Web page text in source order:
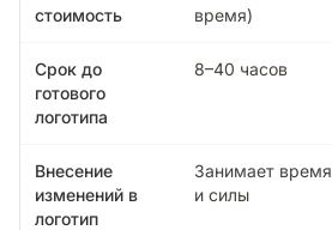
стоимость
время)
Срок до
готового
логотипа
8–40 часов
Внесение
изменений в
логотип
Занимает время
и силы